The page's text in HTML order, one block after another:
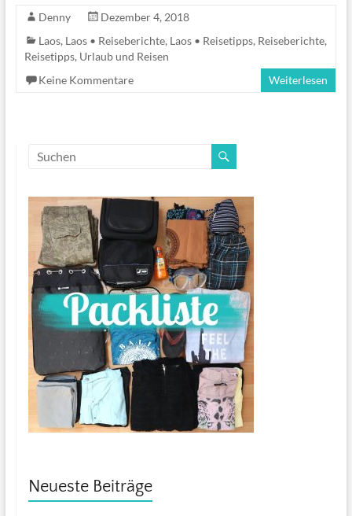
Denny
Dezember 4, 2018
Laos, Laos • Reiseberichte, Laos • Reisetipps, Reiseberichte,
Reisetipps, Urlaub und Reisen
Keine Kommentare
Weiterlesen
Neueste Beiträge